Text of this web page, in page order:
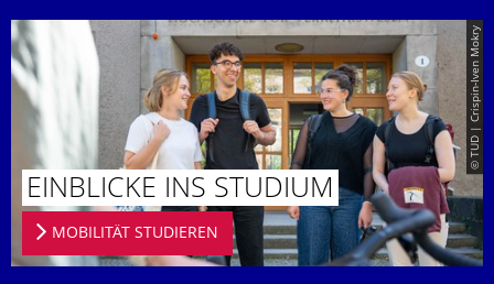
© TUD | Crispin-Iven Mokry
EINBLICKE INS STUDIUM
MOBILITÄT STUDIEREN